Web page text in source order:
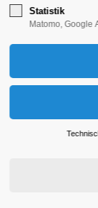
02.06.2024,
Statistik
Matomo, Google